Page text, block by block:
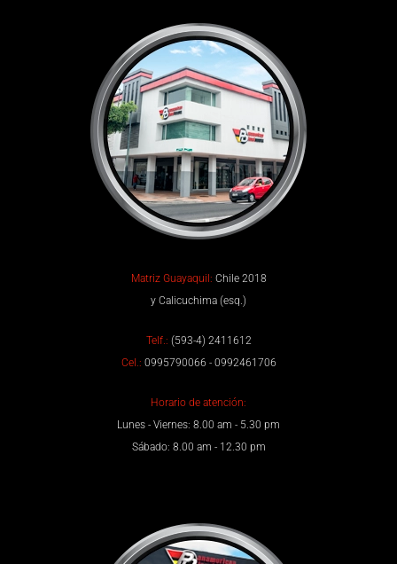
Matriz Guayaquil: Chile 2018
y Calicuchima (esq.)
Telf.: (593-4) 2411612
Cel.: 0995790066 - 0992461706
Horario de atención:
Lunes - Viernes: 8.00 am - 5.30 pm
Sábado: 8.00 am - 12.30 pm